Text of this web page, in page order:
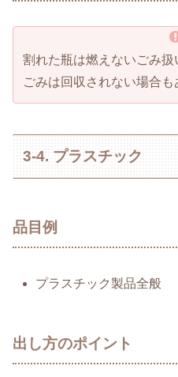
割れた瓶は燃えないごみ
ごみは回収されない場合も
3-4. プラスチック
品目例
プラスチック製品全般
出し方のポイント